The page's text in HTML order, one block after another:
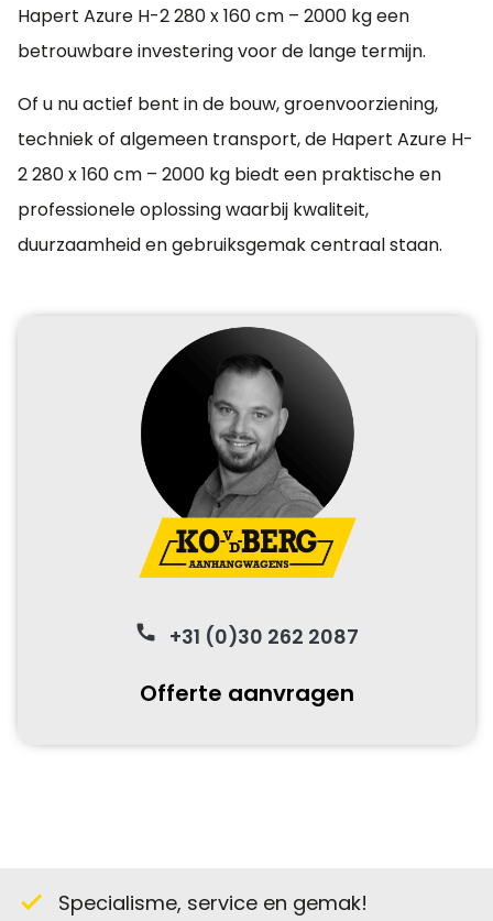
Opzetborden 30
cm
€ 650,00
Aluminium
opzetborden 70 cm
€ 1.675,00
Borden 40 cm ipv
hoog
Aluminium
opzetborden 40cm
hoog
€ 919,00
Steunpoten
achterzijde
Loofrekken 75cm
€ 1.360,00
Set
Hapert Azure H-2 280 x 160 cm – 2000 kg een
betrouwbare investering voor de lange termijn.
Of u nu actief bent in de bouw, groenvoorziening,
techniek of algemeen transport, de Hapert Azure H-
2 280 x 160 cm – 2000 kg biedt een praktische en
professionele oplossing waarbij kwaliteit,
duurzaamheid en gebruiksgemak centraal staan.
phone +31 (0)30 262 2087
Offerte aanvragen
check Specialisme, service en gemak!